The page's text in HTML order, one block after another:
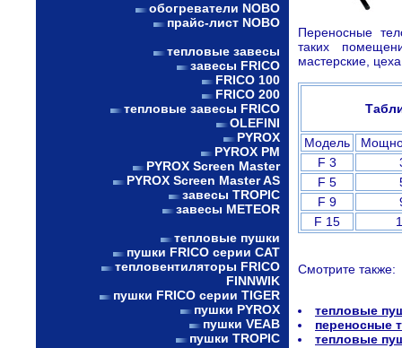
обогреватели NOBO
прайс-лист NOBO
тепловые завесы
завесы FRICO
FRICO 100
FRICO 200
тепловые завесы FRICO
OLEFINI
PYROX
PYROX PM
PYROX Screen Master
PYROX Screen Master AS
завесы TROPIC
завесы METEOR
тепловые пушки
пушки FRICO серии CAT
тепловентиляторы FRICO
FINNWIK
пушки FRICO серии TIGER
пушки PYROX
пушки VEAB
пушки TROPIC
Переносные
таких
мастерские,
Модель
F 3
F 5
F 9
F 15
Смотрите также:
тепловые
переносные
тепловые